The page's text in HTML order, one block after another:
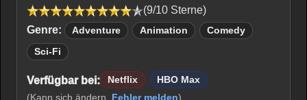
(9/10 Sterne)
Genre:
Adventure Animation Comedy
Sci-Fi
Verfügbar bei: Netflix
HBO Max
(Kann sich ändern. Fehler melden)